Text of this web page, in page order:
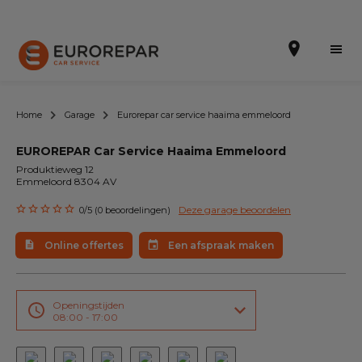
Een afspraak maken
Online offertes
EUREPAR Pech Service
Onze occasions
Over ons
Home Garage Eurorepar car service haaima emmeloord
EUROREPAR Car Service Haaima Emmeloord
Produktieweg 12
Emmeloord 8304 AV
0/5 (0 beoordelingen) Deze garage beoordelen
Online offertes Een afspraak maken
Openingstijden
08:00 - 17:00